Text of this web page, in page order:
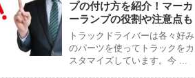
プの付け方を紹介！マーカ
ーランプの役割や注意点も
トラックドライバーは各々好み
のパーツを使ってトラックをカ
スタマイズしています。今 ...